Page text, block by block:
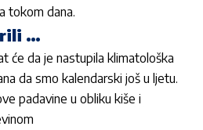
tokom dana.
…
će da je nastupila klimatološka
da smo kalendarski još u ljetu.
padavine u obliku kiše i